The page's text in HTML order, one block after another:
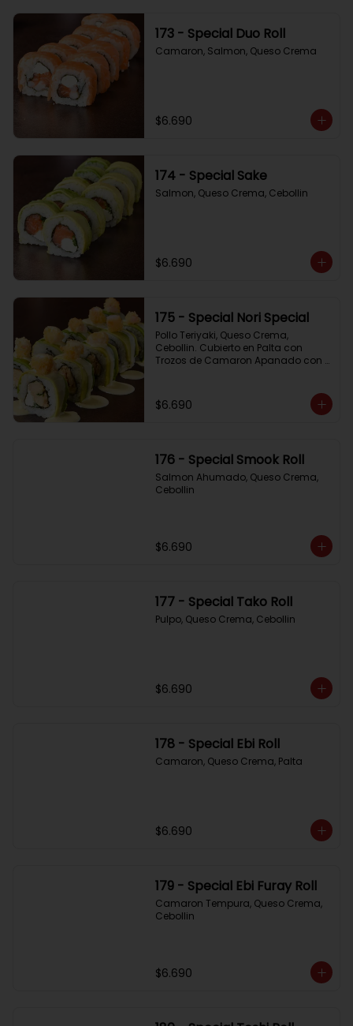
173 - Special Duo Roll
Camaron, Salmon, Queso Crema
$6.690
174 - Special Sake
Salmon, Queso Crema, Cebollin
$6.690
175 - Special Nori Special
Pollo Teriyaki, Queso Crema,
Cebollin. Cubierto en Palta con
Trozos de Camaron Apanado con
$6.690
176 - Special Smook Roll
Salmon Ahumado, Queso Crema,
Cebollin
$6.690
177 - Special Tako Roll
Pulpo, Queso Crema, Cebollin
$6.690
178 - Special Ebi Roll
Camaron, Queso Crema, Palta
$6.690
179 - Special Ebi Furay Roll
Camaron Tempura, Queso Crema,
Cebollin
$6.690